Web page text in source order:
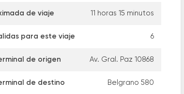
de viaje 11 horas 15 minutos
para este viaje 6
de origen Av. Gral. Paz 10868
de destino Belgrano 580